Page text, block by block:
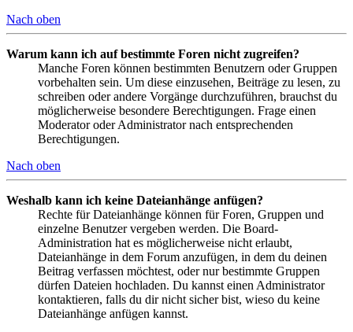
Nach oben
Warum kann ich auf bestimmte Foren nicht zugreifen?
Manche Foren können bestimmten Benutzern oder Gruppen
vorbehalten sein. Um diese einzusehen, Beiträge zu lesen, zu
schreiben oder andere Vorgänge durchzuführen, brauchst du
möglicherweise besondere Berechtigungen. Frage einen
Moderator oder Administrator nach entsprechenden
Berechtigungen.
Nach oben
Weshalb kann ich keine Dateianhänge anfügen?
Rechte für Dateianhänge können für Foren, Gruppen und
einzelne Benutzer vergeben werden. Die Board-
Administration hat es möglicherweise nicht erlaubt,
Dateianhänge in dem Forum anzufügen, in dem du deinen
Beitrag verfassen möchtest, oder nur bestimmte Gruppen
dürfen Dateien hochladen. Du kannst einen Administrator
kontaktieren, falls du dir nicht sicher bist, wieso du keine
Dateianhänge anfügen kannst.